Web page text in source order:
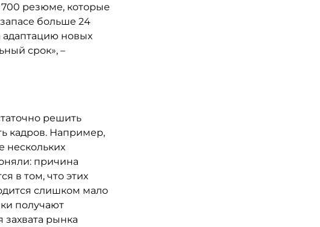
700 резюме, которые
больше 24
адаптацию новых
срок», –
решить
кадров. Например,
нескольких
причина
в том, что этих
слишком мало
получают
захвата рынка